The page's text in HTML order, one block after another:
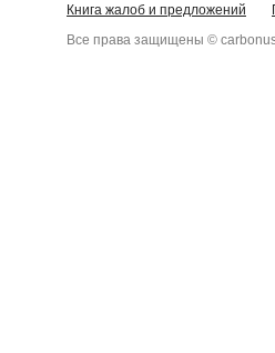
Книга жалоб и предложений
Все права защищены ©